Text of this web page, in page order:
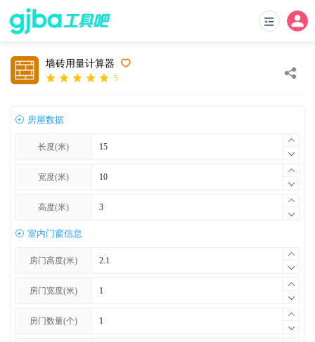
墙砖用量计算器
5
房屋数据
长度(米)
宽度(米)
高度(米)
室内门窗信息
房门高度(米)
房门宽度(米)
房门数量(个)